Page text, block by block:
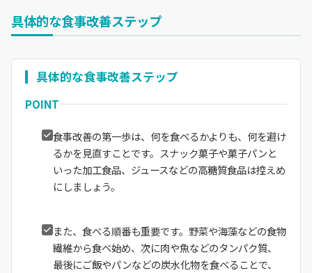
具体的な食事改善ステップ
具体的な食事改善ステップ
POINT
食事改善の第一歩は、何を食べるかよりも、何を避け
るかを見直すことです。スナック菓子や菓子パンと
いった加工食品、ジュースなどの高糖質食品は控えめ
にしましょう。
また、食べる順番も重要です。野菜や海藻などの食物
繊維から食べ始め、次に肉や魚などのタンパク質、
最後にご飯やパンなどの炭水化物を食べることで、